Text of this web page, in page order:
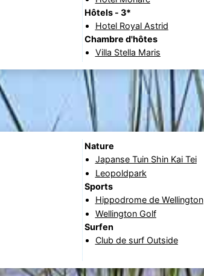
Hôtels - 3*
Hotel Royal Astrid
Chambre d'hôtes
Villa Stella Maris
Nature
Japanse Tuin Shin Kai Tei
Leopoldpark
Sports
Hippodrome de Wellington
Wellington Golf
Surfen
Club de surf Outside